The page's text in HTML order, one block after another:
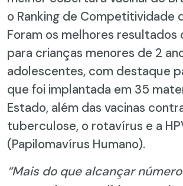
o Ranking de Competitividade
Foram os melhores resultados
para crianças menores de 2
adolescentes, com destaque
que foi implantada em 35
Estado, além das vacinas
tuberculose, o rotavírus e a
(Papilomavírus Humano).
“Mais do que alcançar